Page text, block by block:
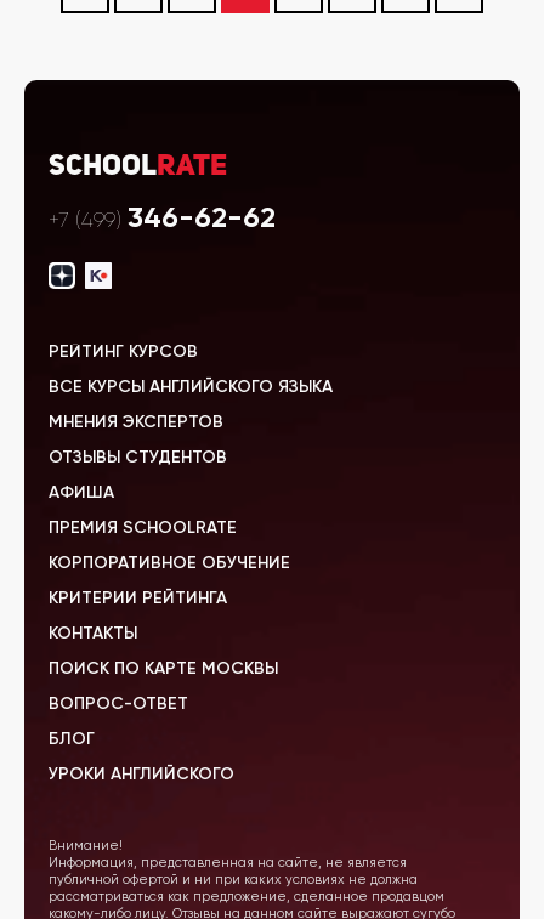
SchoolRate
+7 (499) 346-62-62
РЕЙТИНГ КУРСОВ
ВСЕ КУРСЫ АНГЛИЙСКОГО ЯЗЫКА
МНЕНИЯ ЭКСПЕРТОВ
ОТЗЫВЫ СТУДЕНТОВ
АФИША
ПРЕМИЯ SCHOOLRATE
КОРПОРАТИВНОЕ ОБУЧЕНИЕ
КРИТЕРИИ РЕЙТИНГА
КОНТАКТЫ
ПОИСК ПО КАРТЕ МОСКВЫ
ВОПРОС-ОТВЕТ
БЛОГ
УРОКИ АНГЛИЙСКОГО
Внимание!
Информация, представленная на сайте, не является
публичной офертой и ни при каких условиях не должна
рассматриваться как предложение, сделанное продавцом
какому-либо лицу. Отзывы на данном сайте выражают сугубо